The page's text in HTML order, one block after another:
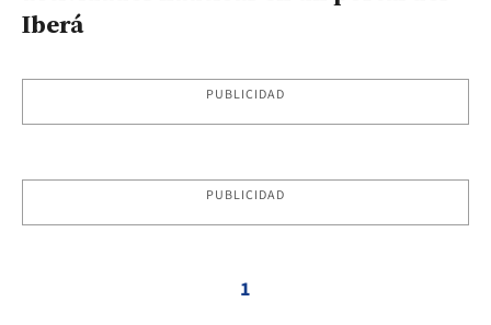
Iberá
PUBLICIDAD
PUBLICIDAD
1